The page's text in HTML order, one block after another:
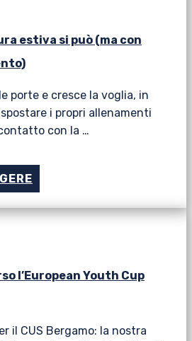
estiva si può (ma con
porte e cresce la voglia, in
i propri allenamenti
con la …
l’European Youth Cup
il CUS Bergamo: la nostra